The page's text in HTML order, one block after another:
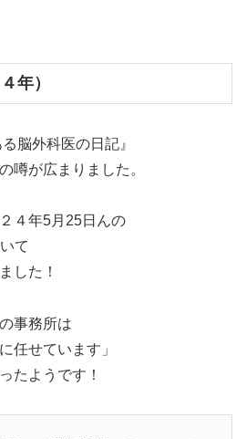
年）
脳外科医の日記』
噂が広まりました。
４年5月25日んの
て
した！
事務所は
任せています」
たようです！